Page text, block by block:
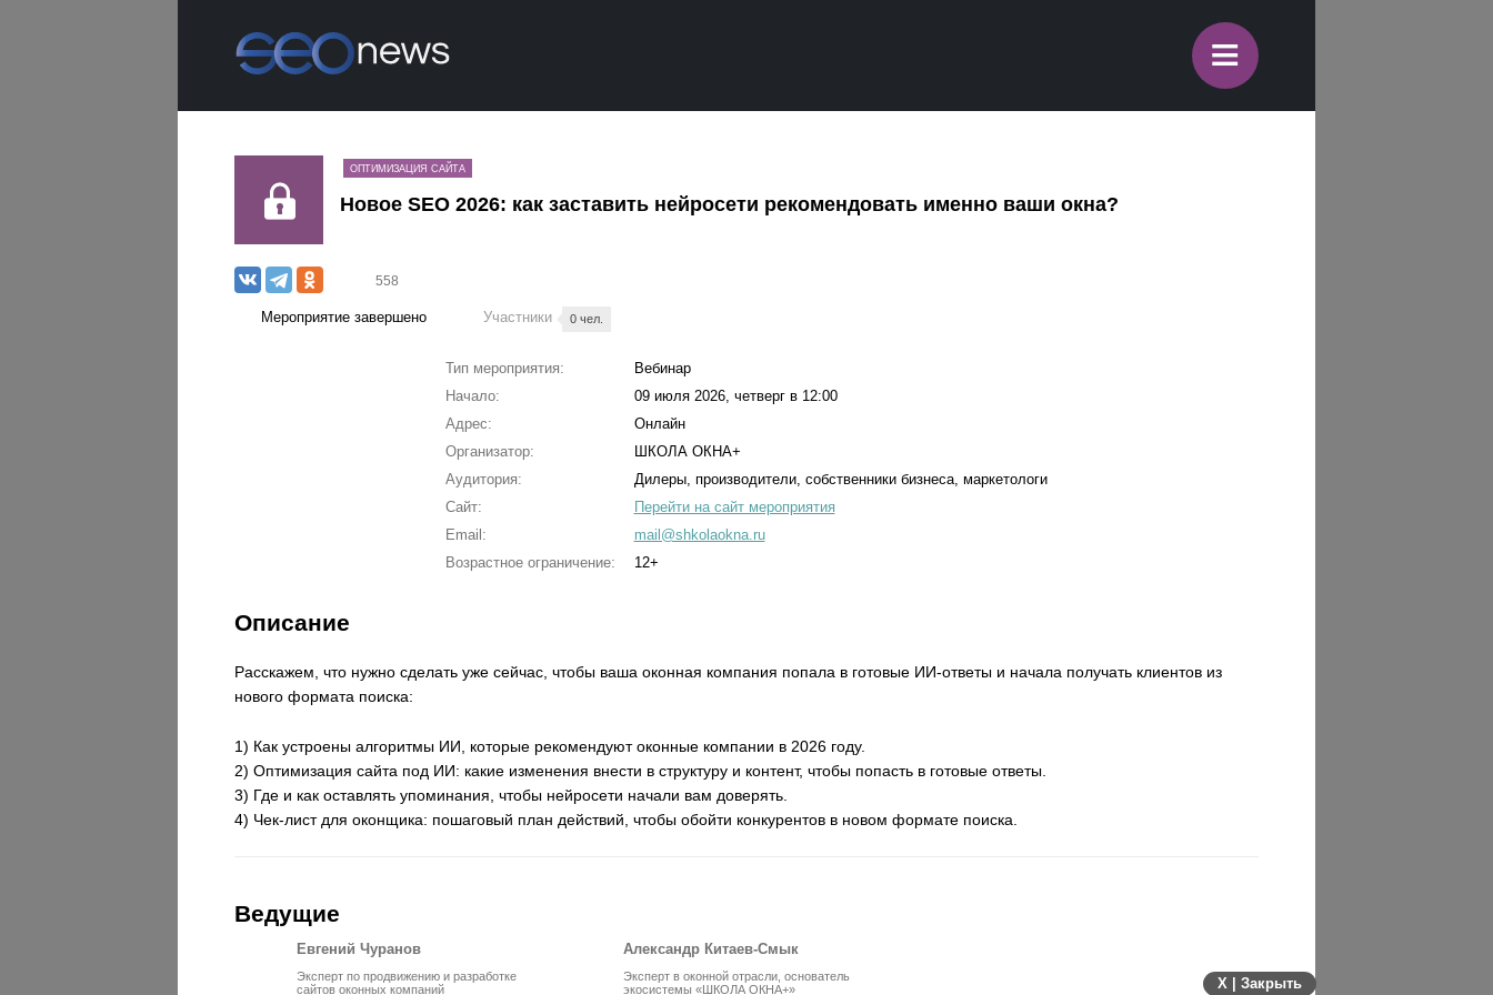
≡
ОПТИМИЗАЦИЯ САЙТА
Новое SEO 2026: как заставить нейросети рекомендовать именно ваши окна?
558
Мероприятие завершено Участники 0 чел.
Тип мероприятия:
Вебинар
Начало:
09 июля 2026, четверг в 12:00
Адрес:
Онлайн
Организатор:
ШКОЛА ОКНА+
Аудитория:
Дилеры, производители, собственники бизнеса, маркетологи
Сайт:
Перейти на сайт мероприятия
Email:
mail@shkolaokna.ru
Возрастное ограничение:
12+
Описание
Расскажем, что нужно сделать уже сейчас, чтобы ваша оконная компания попала в готовые ИИ-ответы и начала получать клиентов из
нового формата поиска:
1) Как устроены алгоритмы ИИ, которые рекомендуют оконные компании в 2026 году.
2) Оптимизация сайта под ИИ: какие изменения внести в структуру и контент, чтобы попасть в готовые ответы.
3) Где и как оставлять упоминания, чтобы нейросети начали вам доверять.
4) Чек-лист для оконщика: пошаговый план действий, чтобы обойти конкурентов в новом формате поиска.
Ведущие
Евгений Чуранов
Эксперт по продвижению и разработке
сайтов оконных компаний
Александр Китаев-Смык
Эксперт в оконной отрасли, основатель
экосистемы «ШКОЛА ОКНА+»
X | Закрыть